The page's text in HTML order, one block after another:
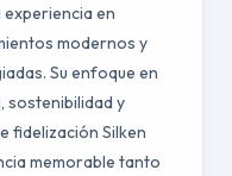
experiencia en
modernos y
Su enfoque en
sostenibilidad y
fidelización Silken
memorable tanto